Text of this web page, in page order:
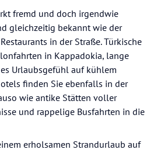
fremd und doch irgendwie
gleichzeitig bekannt wie der
in der Straße. Türkische
in Kappadokia, lange
Urlaubsgefühl auf kühlem
finden Sie ebenfalls in der
wie antike Stätten voller
und rappelige Busfahrten in die
erholsamen Strandurlaub auf